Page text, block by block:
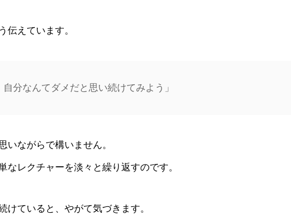
伝えています。
自分なんてダメだと思い続けてみよう」
いながらで構いません。
なレクチャーを淡々と繰り返すのです。
けていると、やがて気づきます。